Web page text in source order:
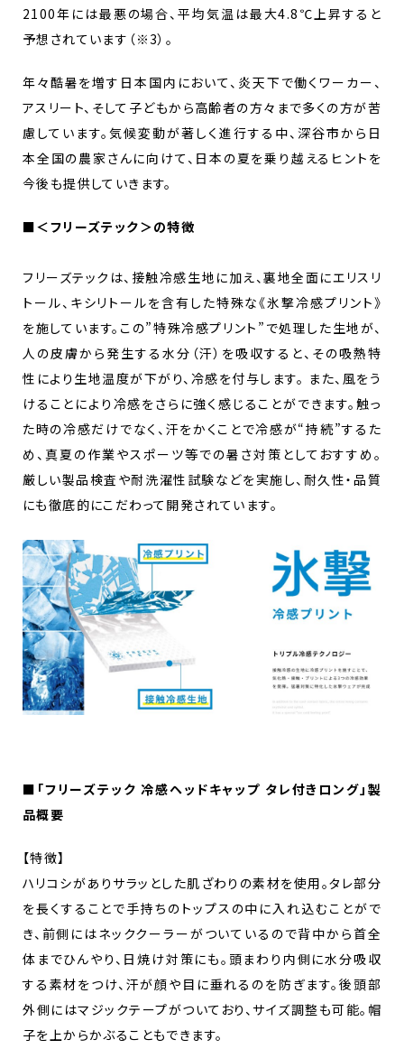
2100年には最悪の場合、平均気温は最大4.8℃上昇すると
予想されています（※3）。
年々酷暑を増す日本国内において、炎天下で働くワーカー、
アスリート、そして子どもから高齢者の方々まで多くの方が苦
慮しています。気候変動が著しく進行する中、深谷市から日
本全国の農家さんに向けて、日本の夏を乗り越えるヒントを
今後も提供していきます。
■＜フリーズテック＞の特徴
フリーズテックは、接触冷感生地に加え、裏地全面にエリスリ
トール、キシリトールを含有した特殊な《氷撃冷感プリント》
を施しています。この”特殊冷感プリント”で処理した生地が、
人の皮膚から発生する水分（汗）を吸収すると、その吸熱特
性により生地温度が下がり、冷感を付与します。 また、風をう
けることにより冷感をさらに強く感じることができます。触っ
た時の冷感だけでなく、汗をかくことで冷感が“持続”するた
め、真夏の作業やスポーツ等での暑さ対策としておすすめ。
厳しい製品検査や耐洗濯性試験などを実施し、耐久性・品質
にも徹底的にこだわって開発されています。
■「フリーズテック 冷感ヘッドキャップ タレ付きロング」製
品概要
【特徴】
ハリコシがありサラッとした肌ざわりの素材を使用。タレ部分
を長くすることで手持ちのトップスの中に入れ込むことがで
き、前側にはネッククーラーがついているので背中から首全
体までひんやり、日焼け対策にも。頭まわり内側に水分吸収
する素材をつけ、汗が顔や目に垂れるのを防ぎます。後頭部
外側にはマジックテープがついており、サイズ調整も可能。帽
子を上からかぶることもできます。